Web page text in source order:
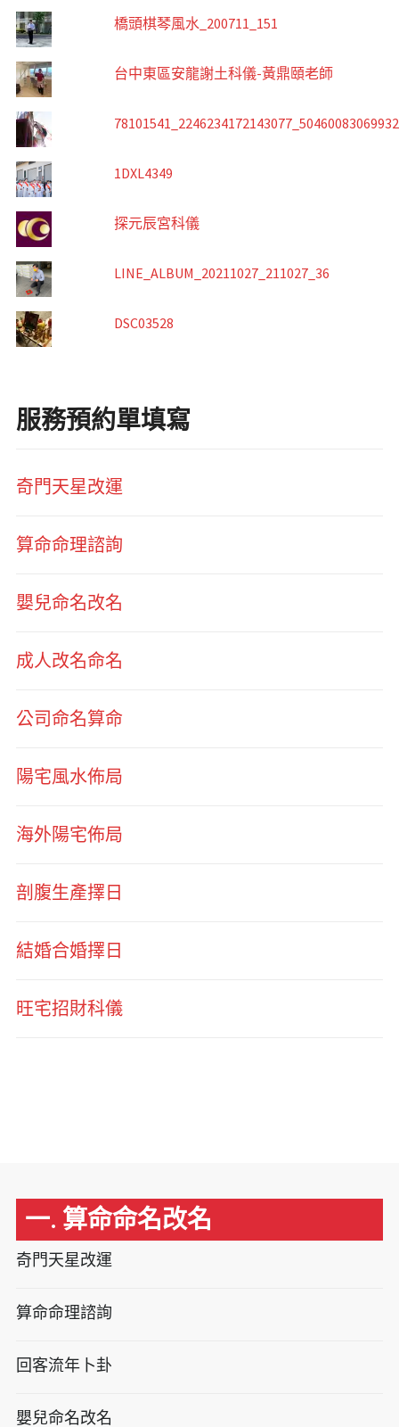
橋頭棋琴風水_200711_151
台中東區安龍謝土科儀-黃鼎頤老師
1DXL4349
探元辰宮科儀
LINE_ALBUM_20211027_211027_36
DSC03528
服務預約單填寫
奇門天星改運
算命命理諮詢
嬰兒命名改名
成人改名命名
公司命名算命
陽宅風水佈局
海外陽宅佈局
剖腹生產擇日
結婚合婚擇日
旺宅招財科儀
一. 算命命名改名
奇門天星改運
算命命理諮詢
回客流年卜卦
嬰兒命名改名